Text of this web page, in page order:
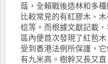
蔭，全賴戰後造林和多
比較常見的有紅膠木、
棯等。而根據文獻記載
區內便首次發現了紅苞
受到香港法例所保護，
有九米高。樹幹又長又